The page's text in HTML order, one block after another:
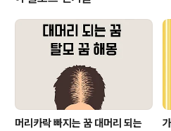
상치 못한 사건 속에서 느끼는 무력감, 또는 새
에서의 두려움 등이 물의 이미지로 투영되는
본 의미: 통제할 수 없는 감정 꿈속에서 물에
은 통제 불가능한 감정을 의미하는 경우가 많
히 갑작스럽게 빠졌거나, 허우..
머리카락 빠지는 꿈 대머리 되는